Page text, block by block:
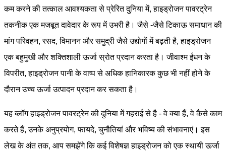
कम करने की तत्काल आवश्यकता से प्रेरित दुनिया में, हाइड्रोजन पावरट्रेन
तकनीक एक मजबूत दावेदार के रूप में उभरी है। जैसे -जैसे टिकाऊ समाधान की
मांग परिवहन, रसद, विमानन और समुद्री जैसे उद्योगों में बढ़ती है, हाइड्रोजन
एक बहुमुखी और शक्तिशाली ऊर्जा स्रोत प्रदान करता है। जीवाश्म ईंधन के
विपरीत, हाइड्रोजन पानी के वाष्प से अधिक हानिकारक कुछ भी नहीं होने के
दौरान उच्च ऊर्जा उत्पादन प्रदान कर सकता है।
यह ब्लॉग हाइड्रोजन पावरट्रेन की दुनिया में गहराई से है - वे क्या हैं, वे कैसे काम
करते हैं, उनके अनुप्रयोग, फायदे, चुनौतियां और भविष्य की संभावनाएं। इस
लेख के अंत तक, आप समझेंगे कि कई विशेषज्ञ हाइड्रोजन को एक स्थायी ऊर्जा